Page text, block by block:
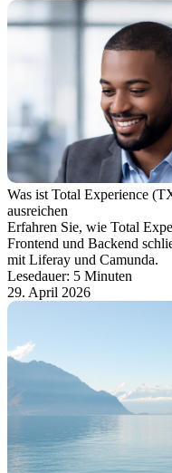
Was ist Total Experience
ausreichen
Erfahren Sie, wie Total
Frontend und Backend
mit Liferay und Camunda.
Lesedauer: 5 Minuten
29. April 2026